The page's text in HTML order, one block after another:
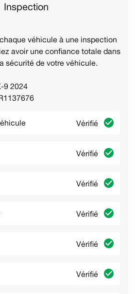
Inspection
véhicule à une inspection
avoir une confiance totale dans
sécurité de votre véhicule.
9 2024
Vérifié
Vérifié
Vérifié
Vérifié
Vérifié
Vérifié